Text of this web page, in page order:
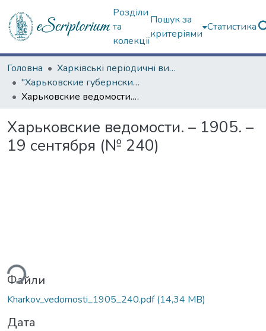
Розділи
та
колекції
Пошук за
критеріями
Статистика
Головна
Харківські періодичні видання
"Харьковские губернские ведомости" (1838–1915 гг.)
Харьковские ведомости. – 1905. – 19 сентября (№ 240)
Харьковские ведомости. – 1905. –
19 сентября (№ 240)
Файли
Kharkov_vedomosti_1905_240.pdf(14,34 MB)
Дата